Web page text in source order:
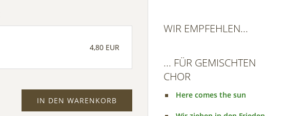
4,80 EUR
IN DEN WARENKORB
WIR EMPFEHLEN...
... FÜR GEMISCHTEN
CHOR
Here comes the sun